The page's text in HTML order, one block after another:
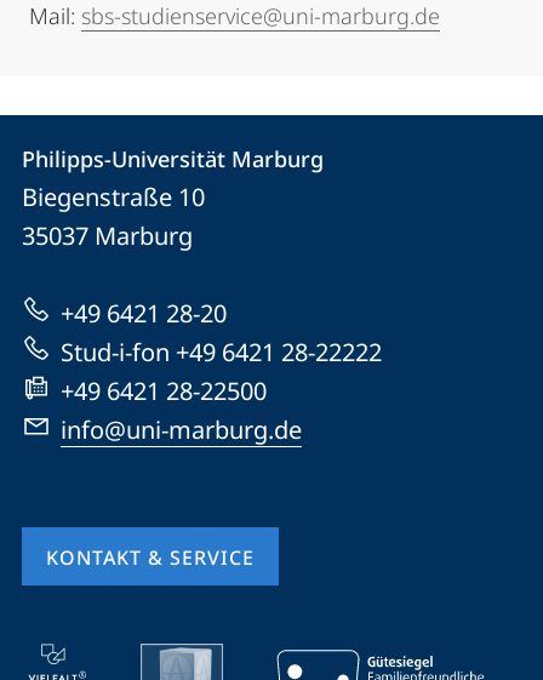
Mail: sbs-studienservice@uni-marburg.de
Kontakt
und
Informationen
zur
Website
Kontaktinformationen
Philipps-
Universität
Marburg
Philipps-Universität Marburg
Biegenstraße 10
35037 Marburg
+49 6421 28-20
Stud-i-fon +49 6421 28-22222
+49 6421 28-22500
info@uni-marburg.de
KONTAKT & SERVICE
Mobile-